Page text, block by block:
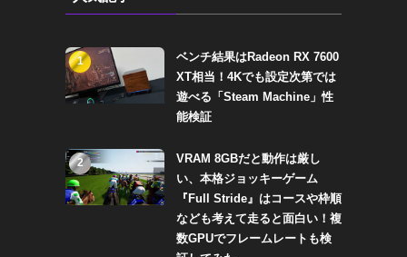
1
ベンチ結果はRadeon RX 7600
XT相当！4Kでも設定次第では
遊べる「Steam Machine」性
能検証
2
VRAM 8GBだと動作は厳し
い、本格ジョッキーゲーム
『Full Stride』はコースや枠順
なども考えて走ると面白い！複
数GPUでフレームレートも検